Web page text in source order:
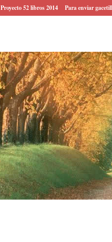
Proyecto 52 libros 2014 Para enviar